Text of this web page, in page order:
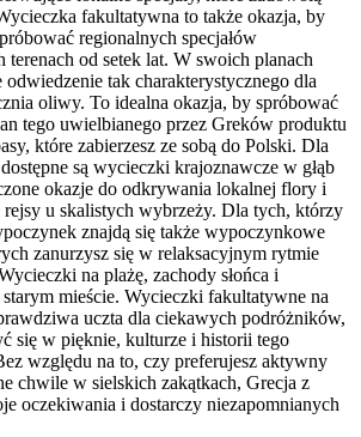
fakultatywna to także okazja, by
regionalnych specjałów
od setek lat. W swoich planach
odwiedzenie tak charakterystycznego dla
oliwy. To idealna okazja, by spróbować
tego uwielbianego przez Greków produktu
które zabierzesz ze sobą do Polski. Dla
są wycieczki krajoznawcze w głąb
okazje do odkrywania lokalnej flory i
u skalistych wybrzeży. Dla tych, którzy
znajdą się także wypoczynkowe
zanurzysz się w relaksacyjnym rytmie
na plażę, zachody słońca i
mieście. Wycieczki fakultatywne na
uczta dla ciekawych podróżników,
się w pięknie, kulturze i historii tego
względu na to, czy preferujesz aktywny
chwile w sielskich zakątkach, Grecja z
oczekiwania i dostarczy niezapomnianych